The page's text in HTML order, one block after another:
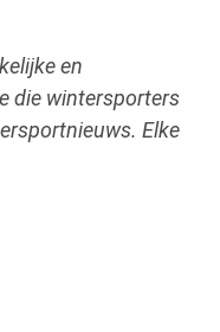
en
die wintersporters
Elke